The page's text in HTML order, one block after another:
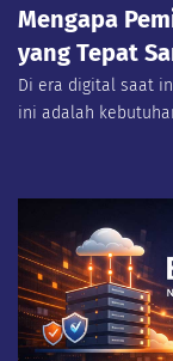
Mengapa
yang Tepat
Di era digital saat
ini adalah